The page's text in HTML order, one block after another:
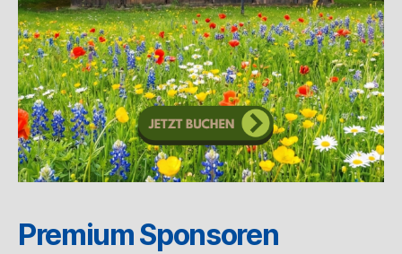
Premium Sponsoren